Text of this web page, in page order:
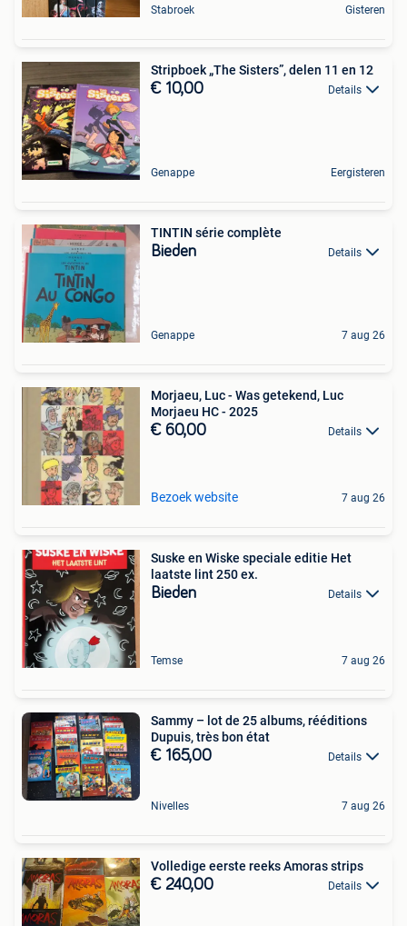
Stabroek Gisteren
Stripboek „The Sisters”, delen 11 en 12
€ 10,00 Details
Genappe Eergisteren
TINTIN série complète
Bieden Details
Genappe 7 aug 26
Morjaeu, Luc - Was getekend, Luc
Morjaeu HC - 2025
€ 60,00 Details
Bezoek website 7 aug 26
Suske en Wiske speciale editie Het
laatste lint 250 ex.
Bieden Details
Temse 7 aug 26
Sammy – lot de 25 albums, rééditions
Dupuis, très bon état
€ 165,00 Details
Nivelles 7 aug 26
Volledige eerste reeks Amoras strips
€ 240,00 Details